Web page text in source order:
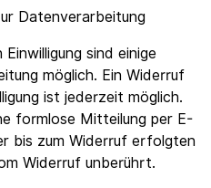
Datenverarbeitung
sind einige
möglich. Ein Widerruf
ist jederzeit möglich.
formlose Mitteilung per E-
bis zum Widerruf erfolgten
Widerruf unberührt.